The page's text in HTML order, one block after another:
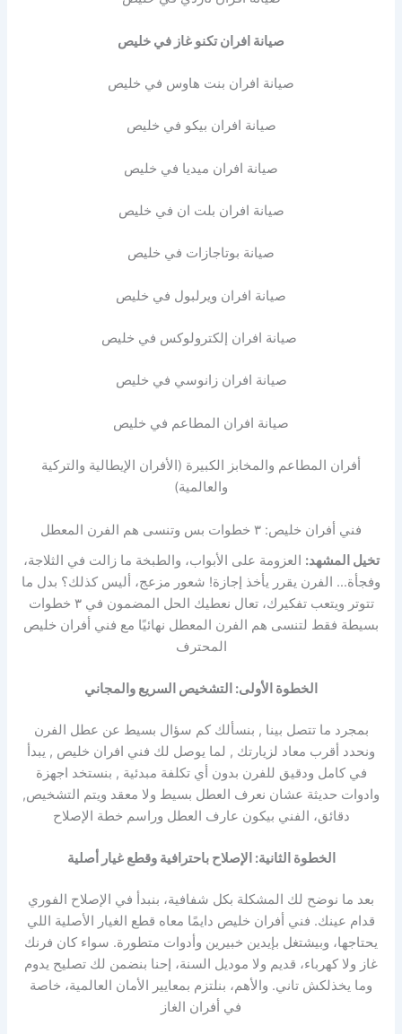
صيانة افران تكنو غاز في خليص
صيانة افران بنت هاوس في خليص
صيانة افران بيكو في خليص
صيانة افران ميديا في خليص
صيانة افران بلت ان في خليص
صيانة بوتاجازات في خليص
صيانة افران ويرلبول في خليص
صيانة افران إلكترولوكس في خليص
صيانة افران زانوسي في خليص
صيانة افران المطاعم في خليص
أفران المطاعم والمخابز الكبيرة (الأفران الإيطالية والتركية
والعالمية)
فني أفران خليص: ٣ خطوات بس وتنسى هم الفرن المعطل
تخيل المشهد: العزومة على الأبواب، والطبخة ما زالت في الثلاجة،
وفجأة… الفرن يقرر يأخذ إجازة! شعور مزعج، أليس كذلك؟ بدل ما
تتوتر ويتعب تفكيرك، تعال نعطيك الحل المضمون في ٣ خطوات
بسيطة فقط لتنسى هم الفرن المعطل نهائيًا مع فني أفران خليص
المحترف
الخطوة الأولى: التشخيص السريع والمجاني
بمجرد ما تتصل بينا , بنسألك كم سؤال بسيط عن عطل الفرن
ونحدد أقرب معاد لزيارتك , لما يوصل لك فني افران خليص , يبدأ
في كامل ودقيق للفرن بدون أي تكلفة مبدئية , بنستخد اجهزة
وادوات حديثة عشان نعرف العطل بسيط ولا معقد ويتم التشخيص,
دقائق، الفني بيكون عارف العطل وراسم خطة الإصلاح
الخطوة الثانية: الإصلاح باحترافية وقطع غيار أصلية
بعد ما نوضح لك المشكلة بكل شفافية، بنبدأ في الإصلاح الفوري
قدام عينك. فني أفران خليص دايمًا معاه قطع الغيار الأصلية اللي
يحتاجها، وبيشتغل بإيدين خبيرين وأدوات متطورة. سواء كان فرنك
غاز ولا كهرباء، قديم ولا موديل السنة، إحنا بنضمن لك تصليح يدوم
وما يخذلكش تاني. والأهم، بنلتزم بمعايير الأمان العالمية، خاصة
في أفران الغاز